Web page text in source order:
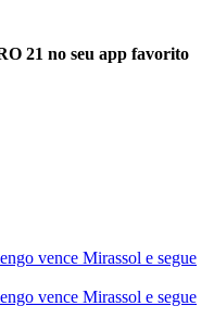
21 no seu app favorito